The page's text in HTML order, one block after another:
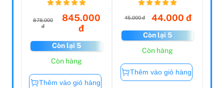
878.000
đ
845.000
đ
Còn lại 5
Còn hàng
Thêm vào giỏ hàng
45.000 đ 44.000 đ
Còn lại 5
Còn hàng
Thêm vào giỏ hàng